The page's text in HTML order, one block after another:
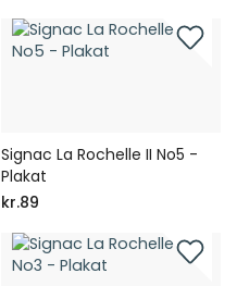
Signac La Rochelle II No5 -
Plakat
kr.89